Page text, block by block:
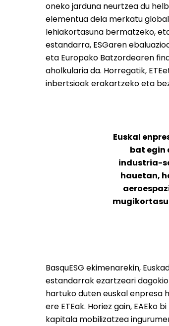
oneko jarduna neurtzea du
elementua dela merkatu
lehiakortasuna bermatzeko,
estandarra, ESGaren
eta Europako Batzordearen
aholkularia da. Horregatik,
inbertsioak erakartzeko eta
Euskal
bat egin
industria-
hauetan,
BasquESG ekimenarekin,
estandarrak ezartzeari
hartuko duten euskal enpresa
ere ETEak. Horiez gain,
kapitala mobilizatzea